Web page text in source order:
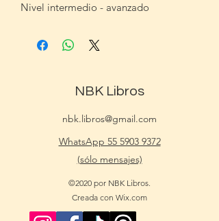
Nivel intermedio - avanzado
NBK Libros
nbk.libros@gmail.com
WhatsApp 55 5903 9372
(sólo mensajes)
©2020 por NBK Libros.
Creada con Wix.com